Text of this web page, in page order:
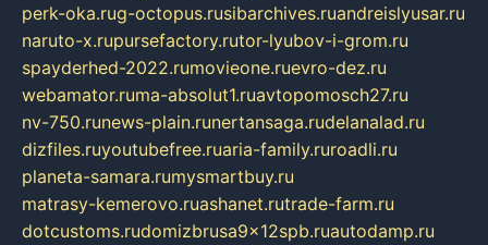
perk-oka.rug-octopus.rusibarchives.ruandreislyusar.ru
naruto-x.rupursefactory.rutor-lyubov-i-grom.ru
spayderhed-2022.rumovieone.ruevro-dez.ru
webamator.ruma-absolut1.ruavtopomosch27.ru
nv-750.runews-plain.runertansaga.rudelanalad.ru
dizfiles.ruyoutubefree.ruaria-family.ruroadli.ru
planeta-samara.rumysmartbuy.ru
matrasy-kemerovo.ruashanet.rutrade-farm.ru
dotcustoms.rudomizbrusa9x12spb.ruautodamp.ru